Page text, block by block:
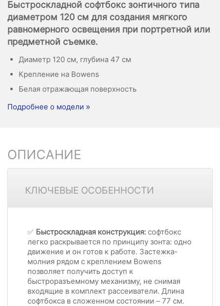
Быстроскладной софтбокс зонтичного типа
диаметром 120 см для создания мягкого
равномерного освещения при портретной или
предметной съемке.
Диаметр 120 см, глубина 47 см
Крепление на Bowens
Белая отражающая поверхность
Подробнее о модели »
ОПИСАНИЕ
КЛЮЧЕВЫЕ ОСОБЕННОСТИ
✅ Быстроскладная конструкция: софтбокс
легко раскрывается по принципу зонта: одно
движение и он готов к работе. Застежка-
молния рядом с креплением Bowens
позволяет получить доступ к
быстроразъемному механизму, не снимая
входящие в комплект рассеиватели. Длина
софтбокса в сложенном состоянии – 77 см.